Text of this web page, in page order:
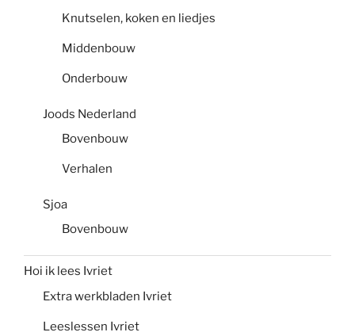
Knutselen, koken en liedjes
Middenbouw
Onderbouw
Joods Nederland
Bovenbouw
Verhalen
Sjoa
Bovenbouw
Hoi ik lees Ivriet
Extra werkbladen Ivriet
Leeslessen Ivriet